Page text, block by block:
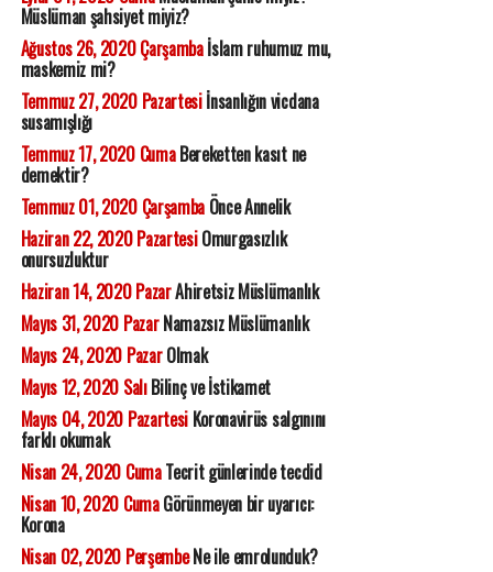
Müslüman şahsiyet miyiz?
Ağustos 26, 2020 Çarşambaİslam ruhumuz mu,
maskemiz mi?
Temmuz 27, 2020 Pazartesiİnsanlığın vicdana
susamışlığı
Temmuz 17, 2020 CumaBereketten kasıt ne
demektir?
Temmuz 01, 2020 ÇarşambaÖnce Annelik
Haziran 22, 2020 PazartesiOmurgasızlık
onursuzluktur
Haziran 14, 2020 PazarAhiretsiz Müslümanlık
Mayıs 31, 2020 PazarNamazsız Müslümanlık
Mayıs 24, 2020 PazarOlmak
Mayıs 12, 2020 SalıBilinç ve İstikamet
Mayıs 04, 2020 PazartesiKoronavirüs salgınını
farklı okumak
Nisan 24, 2020 CumaTecrit günlerinde tecdid
Nisan 10, 2020 CumaGörünmeyen bir uyarıcı:
Korona
Nisan 02, 2020 PerşembeNe ile emrolunduk?